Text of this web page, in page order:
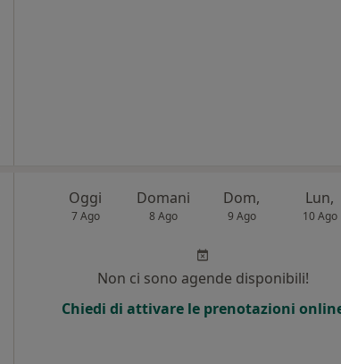
Oggi
7 Ago
Domani
8 Ago
Dom,
9 Ago
Lun,
10 Ago
Non ci sono agende disponibili!
Chiedi di attivare le prenotazioni